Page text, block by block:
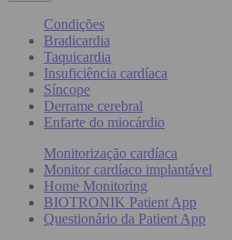
Condições
Bradicardia
Taquicardia
Insuficiência cardíaca
Síncope
Derrame cerebral
Enfarte do miocárdio
Monitorização cardíaca
Monitor cardíaco implantável
Home Monitoring
BIOTRONIK Patient App
Questionário da Patient App